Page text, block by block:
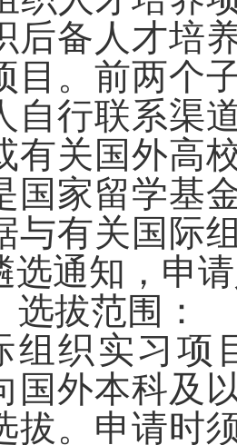
后备人才培
目。前两个
自行联系渠
有关国外高
国家留学基
与有关国际
选通知，申
选拔范围：
组织实习项
国外本科及
拔。申请时